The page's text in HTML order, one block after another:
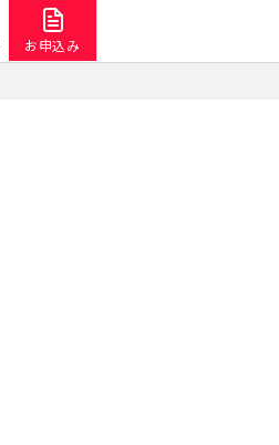
お申込み